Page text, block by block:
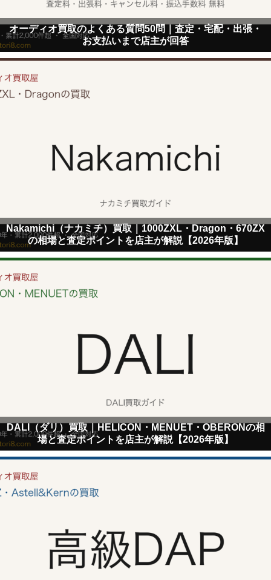
オーディオ買取のよくある質問50問｜査定・宅配・出張・
お支払いまで店主が回答
Nakamichi（ナカミチ）買取｜1000ZXL・Dragon・670ZX
の相場と査定ポイントを店主が解説【2026年版】
DALI（ダリ）買取｜HELICON・MENUET・OBERONの相
場と査定ポイントを店主が解説【2026年版】